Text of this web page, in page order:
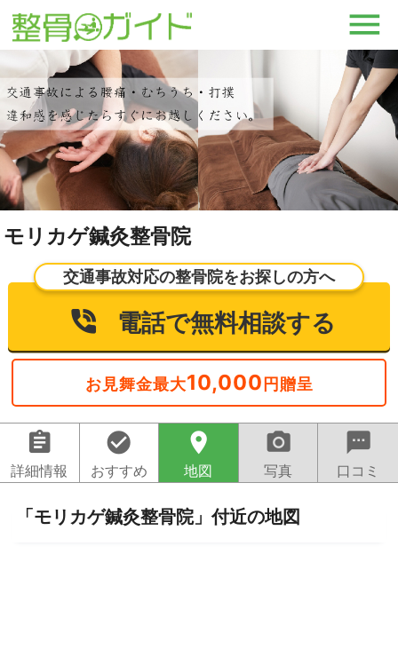
モリカゲ鍼灸整骨院
交通事故対応の整骨院をお探しの方へ
電話で無料相談する
お見舞金最大10,000 円贈呈
assignment
詳細情報
check_circle
おすすめ
location_on
地図
camera_alt
写真
sms
口コミ
「モリカゲ鍼灸整骨院」付近の地図